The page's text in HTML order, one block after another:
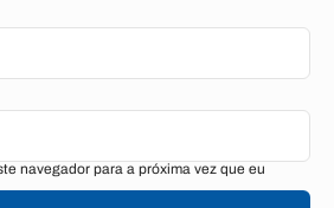
navegador para a próxima vez que eu